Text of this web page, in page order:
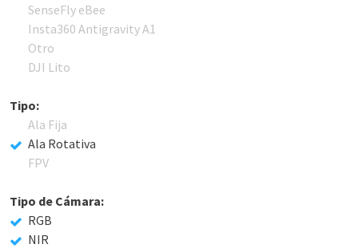
SenseFly eBee
Insta360 Antigravity A1
Otro
DJI Lito
Tipo:
Ala Fija
Ala Rotativa
FPV
Tipo de Cámara:
RGB
NIR